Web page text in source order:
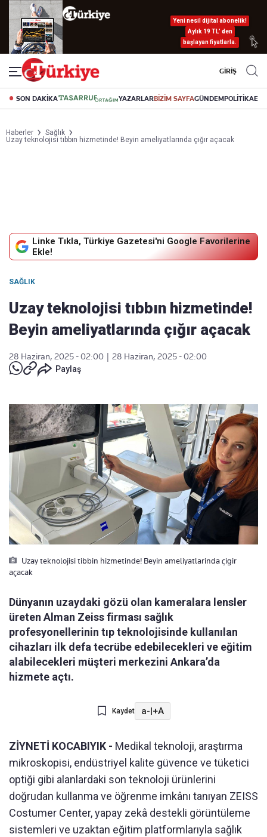
Yeni nesil dijital abonelik!
Aylık 19 TL’ den
başlayan fiyatlarla.
GİRİŞ
SON DAKİKA YAZARLARBİZİM SAYFAGÜNDEMPOLİTİKA
Haberler
Sağlık
Uzay teknolojisi tıbbın hizmetinde! Beyin ameliyatlarında çığır açacak
Linke Tıkla, Türkiye Gazetesi'ni Google Favorilerine
Ekle!
SAĞLIK
Uzay teknolojisi tıbbın hizmetinde!
Beyin ameliyatlarında çığır açacak
28 Haziran, 2025 - 02:00
28 Haziran, 2025 - 02:00
Paylaş
Uzay teknolojisi tibbin hizmetinde! Beyin ameliyatlarinda çigir
açacak
Dünyanın uzaydaki gözü olan kameralara lensler
üreten Alman Zeiss firması sağlık
profesyonellerinin tıp teknolojisinde kullanılan
cihazları ilk defa tecrübe edebilecekleri ve eğitim
alabilecekleri müşteri merkezini Ankara’da
hizmete açtı.
Kaydet a-|+A
ZİYNETİ KOCABIYIK - Medikal teknoloji, araştırma
mikroskopisi, endüstriyel kalite güvence ve tüketici
optiği gibi alanlardaki son teknoloji ürünlerini
doğrudan kullanma ve öğrenme imkânı tanıyan ZEISS
Costumer Center, yapay zekâ destekli görüntüleme
sistemleri ve uzaktan eğitim platformlarıyla sağlık